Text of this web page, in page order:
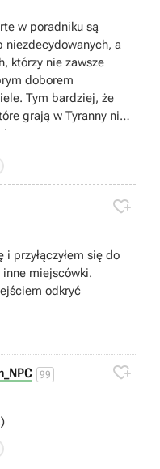
w poradniku są
niezdecydowanych, a
którzy nie zawsze
doborem
Tym bardziej, że
grają w Tyranny nie

i przyłączyłem się do
inne miejscówki.
odkryć
99 